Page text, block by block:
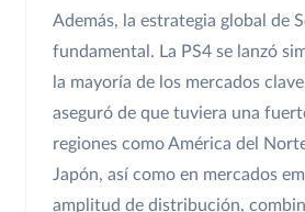
Además, la estrategia global de
fundamental. La PS4 se lanzó
la mayoría de los mercados
aseguró de que tuviera una
regiones como América del
Japón, así como en mercados
amplitud de distribución,